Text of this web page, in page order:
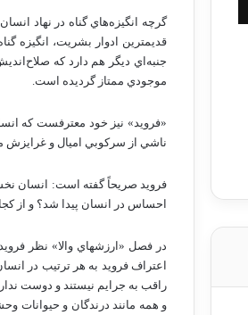
گرچه‌ انگيزه‌هاي‌ گناه‌ در نهاد
قديمترين‌ ادوار بشريت‌، انگيزه‌
جنبه‌اي‌ ديگر هم‌ دارد كه‌
موجودي‌ ممتاز گرديده‌ است‌.
«فرويد» نيز خود معترفست‌ كه‌
ناشي‌ از سركوبي‌ اميال‌ و غرايزش‌
فرويد صريحاً گفته‌ است‌: انسان‌
احساس‌ در انسان‌ پيدا شد؟ و از
در فصل‌ «ارزشهاي‌ والا» نظر
اعتراف‌ فرويد به‌ هر ترتيب‌ در
راقب‌ به‌ جرايم‌ نيستند و دوست‌
و همه‌ مانند درندگان‌ و حيوانات‌